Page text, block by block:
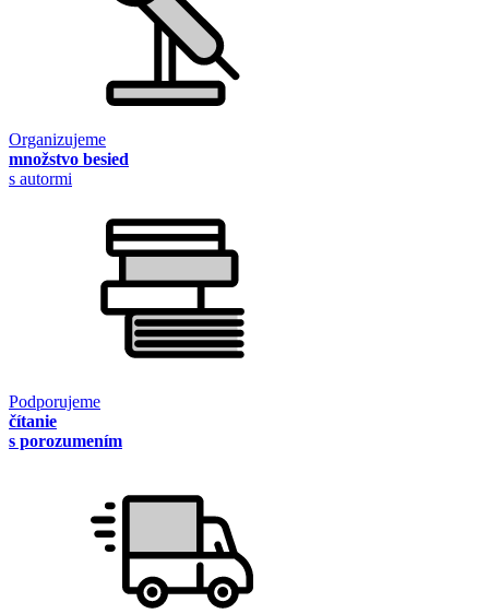
Organizujeme
množstvo besied
s autormi
Podporujeme
čítanie
s porozumením